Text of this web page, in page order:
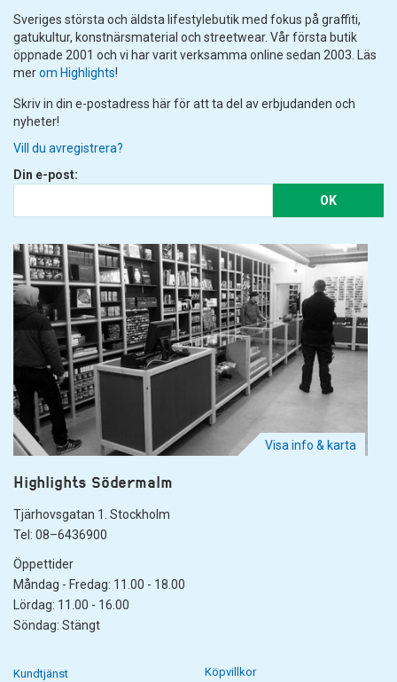
Sveriges största och äldsta lifestylebutik med fokus på graffiti,
gatukultur, konstnärsmaterial och streetwear. Vår första butik
öppnade 2001 och vi har varit verksamma online sedan 2003. Läs
merom Highlights!
Skriv in din e-postadress här för att ta del av erbjudanden och
nyheter!
Vill du avregistrera?
Din e-post:
OK
Visa info & karta
Highlights Södermalm
Tjärhovsgatan 1. Stockholm
Tel: 08–6436900
Öppettider
Måndag - Fredag: 11.00 - 18.00
Lördag: 11.00 - 16.00
Söndag: Stängt
Kundtjänst
Köpvillkor